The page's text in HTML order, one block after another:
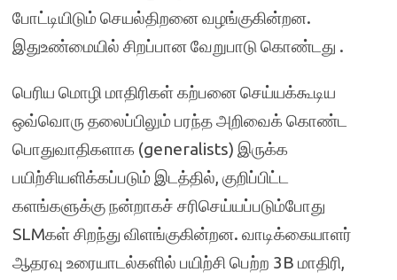
போட்டியிடும் செயல்திறனை வழங்குகின்றன.
இதுஉண்மையில் சிறப்பான வேறுபாடு கொண்டது .
பெரிய மொழி மாதிரிகள் கற்பனை செய்யக்கூடிய
ஒவ்வொரு தலைப்பிலும் பரந்த அறிவைக் கொண்ட
பொதுவாதிகளாக (generalists) இருக்க
பயிற்சியளிக்கப்படும் இடத்தில், குறிப்பிட்ட
களங்களுக்கு நன்றாகச் சரிசெய்யப்படும்போது
SLMகள் சிறந்து விளங்குகின்றன. வாடிக்கையாளர்
ஆதரவு உரையாடல்களில் பயிற்சி பெற்ற 3B மாதிரி,